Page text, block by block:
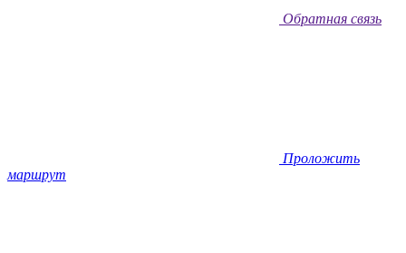
Обратная связь
Проложить
маршрут